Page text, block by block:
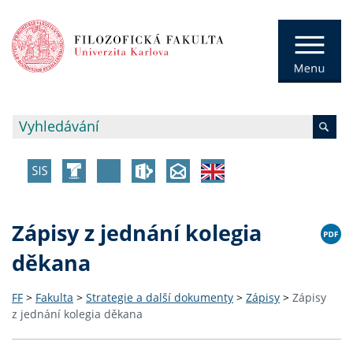
Zápisy z jednání kolegia
děkana
FF > Fakulta > Strategie a další dokumenty > Zápisy > Zápisy
z jednání kolegia děkana